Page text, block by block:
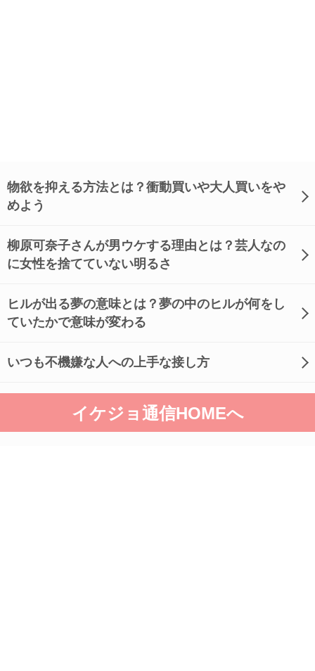
物欲を抑える方法とは？衝動買いや大人買いをや
めよう
柳原可奈子さんが男ウケする理由とは？芸人なの
に女性を捨てていない明るさ
ヒルが出る夢の意味とは？夢の中のヒルが何をし
ていたかで意味が変わる
いつも不機嫌な人への上手な接し方
イケジョ通信HOMEへ